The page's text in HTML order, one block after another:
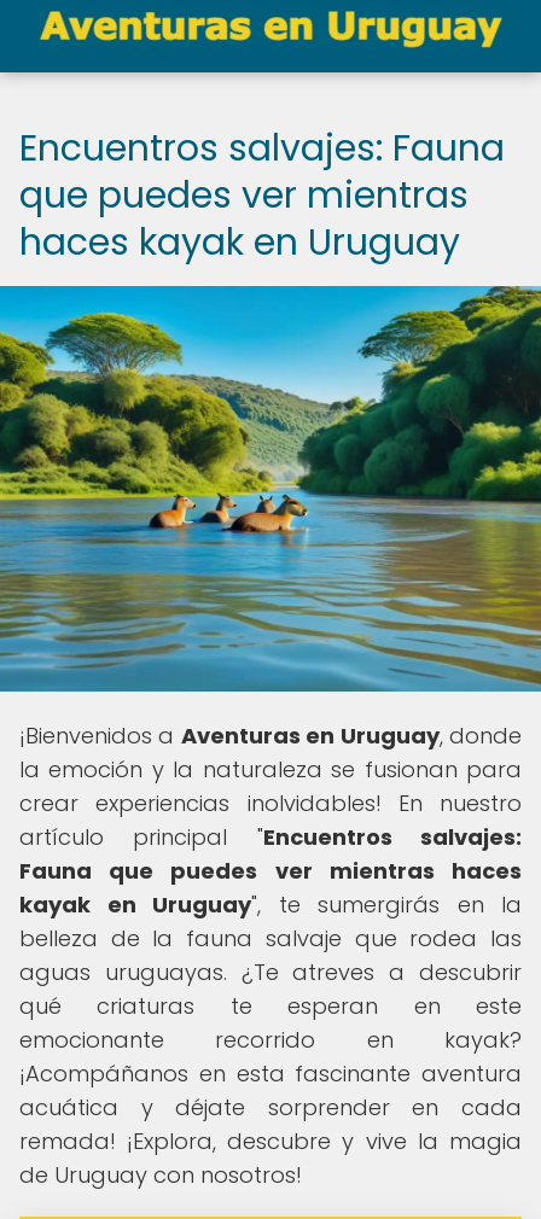
Encuentros salvajes: Fauna
que puedes ver mientras
haces kayak en Uruguay
¡Bienvenidos a Aventuras en Uruguay, donde
la emoción y la naturaleza se fusionan para
crear experiencias inolvidables! En nuestro
artículo principal "Encuentros salvajes:
Fauna que puedes ver mientras haces
kayak en Uruguay", te sumergirás en la
belleza de la fauna salvaje que rodea las
aguas uruguayas. ¿Te atreves a descubrir
qué criaturas te esperan en este
emocionante recorrido en kayak?
¡Acompáñanos en esta fascinante aventura
acuática y déjate sorprender en cada
remada! ¡Explora, descubre y vive la magia
de Uruguay con nosotros!